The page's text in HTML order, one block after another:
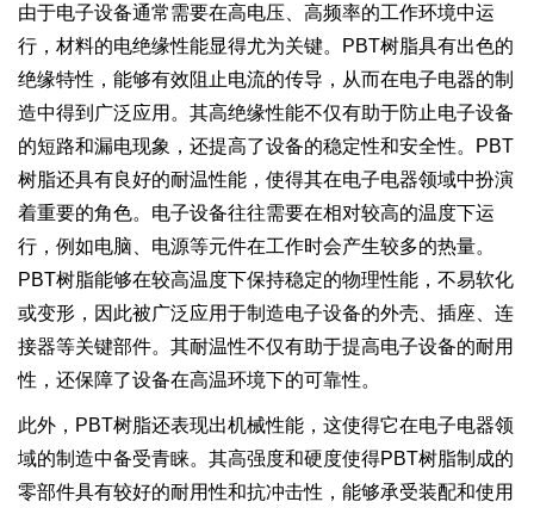
由于电子设备通常需要在高电压、高频率的工作环境中运
行，材料的电绝缘性能显得尤为关键。PBT树脂具有出色的
绝缘特性，能够有效阻止电流的传导，从而在电子电器的制
造中得到广泛应用。其高绝缘性能不仅有助于防止电子设备
的短路和漏电现象，还提高了设备的稳定性和安全性。PBT
树脂还具有良好的耐温性能，使得其在电子电器领域中扮演
着重要的角色。电子设备往往需要在相对较高的温度下运
行，例如电脑、电源等元件在工作时会产生较多的热量。
PBT树脂能够在较高温度下保持稳定的物理性能，不易软化
或变形，因此被广泛应用于制造电子设备的外壳、插座、连
接器等关键部件。其耐温性不仅有助于提高电子设备的耐用
性，还保障了设备在高温环境下的可靠性。
此外，PBT树脂还表现出机械性能，这使得它在电子电器领
域的制造中备受青睐。其高强度和硬度使得PBT树脂制成的
零部件具有较好的耐用性和抗冲击性，能够承受装配和使用